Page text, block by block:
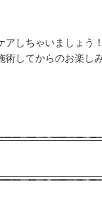
しちゃいましょう
術してからのお楽